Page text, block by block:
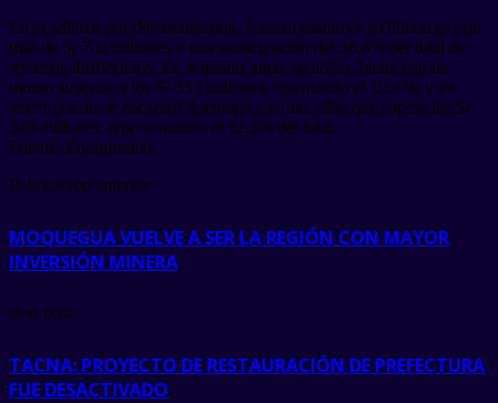
En el análisis por departamentos, Áncash mantuvo su liderazgo con
más de S/ 702 millones y una participación del 26.6% del total de
recursos distribuidos. En segundo lugar, se ubicó Tacna con un
monto superior a los S/ 331 millones, ostentando el 12.6%; y en
tercer puesto se encontró Arequipa con una cifra que supera los S/
325 millones, representando el 12.3% del total.
Fuente: Energiminas
Publicación anterior
MOQUEGUA VUELVE A SER LA REGIÓN CON MAYOR
INVERSIÓN MINERA
next post
TACNA: PROYECTO DE RESTAURACIÓN DE PREFECTURA
FUE DESACTIVADO